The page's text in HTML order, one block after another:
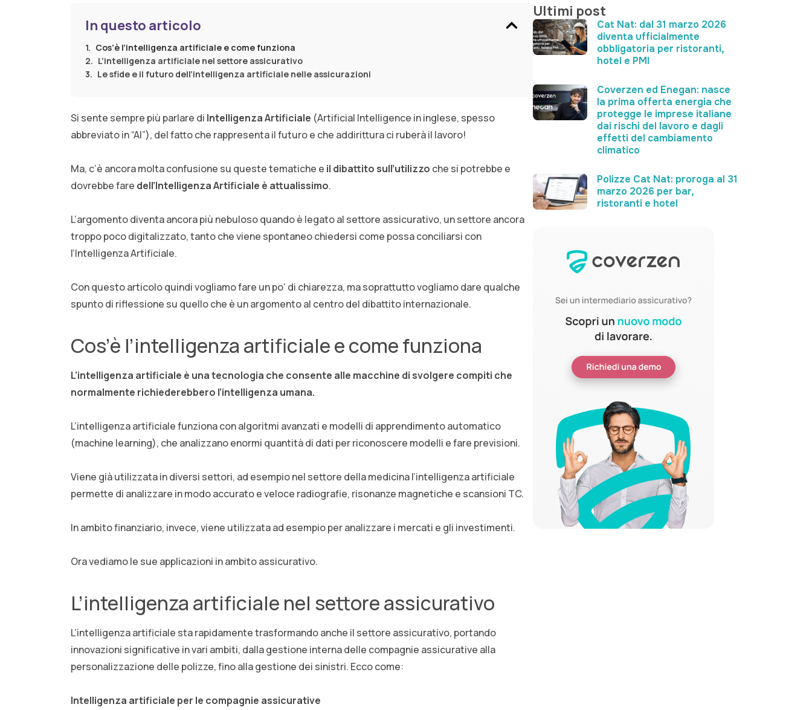
In questo articolo
Cos’è l’intelligenza artificiale e come funziona
L’intelligenza artificiale nel settore assicurativo
Le sfide e il futuro dell’intelligenza artificiale nelle assicurazioni
Si sente sempre più parlare di Intelligenza Artificiale (Artificial Intelligence in inglese, spesso
abbreviato in “AI”), del fatto che rappresenta il futuro e che addirittura ci ruberà il lavoro!
Ma, c’è ancora molta confusione su queste tematiche e il dibattito sull’utilizzo che si potrebbe e
dovrebbe fare dell’Intelligenza Artificiale è attualissimo.
L’argomento diventa ancora più nebuloso quando è legato al settore assicurativo, un settore ancora
troppo poco digitalizzato, tanto che viene spontaneo chiedersi come possa conciliarsi con
l’Intelligenza Artificiale.
Con questo articolo quindi vogliamo fare un po’ di chiarezza, ma soprattutto vogliamo dare qualche
spunto di riflessione su quello che è un argomento al centro del dibattito internazionale.
Cos’è l’intelligenza artificiale e come funziona
L’intelligenza artificiale è una tecnologia che consente alle macchine di svolgere compiti che
normalmente richiederebbero l’intelligenza umana.
L’intelligenza artificiale funziona con algoritmi avanzati e modelli di apprendimento automatico
(machine learning), che analizzano enormi quantità di dati per riconoscere modelli e fare previsioni.
Viene già utilizzata in diversi settori, ad esempio nel settore della medicina l’intelligenza artificiale
permette di analizzare in modo accurato e veloce radiografie, risonanze magnetiche e scansioni TC.
In ambito finanziario, invece, viene utilizzata ad esempio per analizzare i mercati e gli investimenti.
Ora vediamo le sue applicazioni in ambito assicurativo.
L’intelligenza artificiale nel settore assicurativo
L’intelligenza artificiale sta rapidamente trasformando anche il settore assicurativo, portando
innovazioni significative in vari ambiti, dalla gestione interna delle compagnie assicurative alla
personalizzazione delle polizze, fino alla gestione dei sinistri. Ecco come:
Intelligenza artificiale per le compagnie assicurative
Ultimi post
Cat Nat: dal 31 marzo 2026
diventa ufficialmente
obbligatoria per ristoranti,
hotel e PMI
Coverzen ed Enegan: nasce
la prima offerta energia che
protegge le imprese italiane
dai rischi del lavoro e dagli
effetti del cambiamento
climatico
Polizze Cat Nat: proroga al 31
marzo 2026 per bar,
ristoranti e hotel